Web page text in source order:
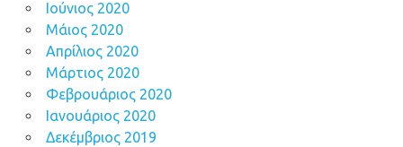
Ιούνιος 2020
Μάιος 2020
Απρίλιος 2020
Μάρτιος 2020
Φεβρουάριος 2020
Ιανουάριος 2020
Δεκέμβριος 2019